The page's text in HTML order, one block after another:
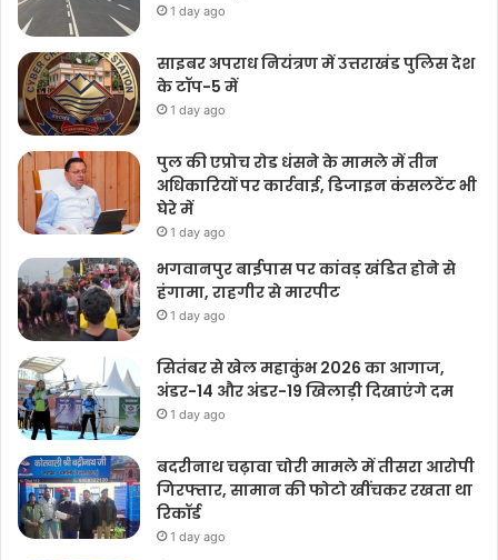
1 day ago
साइबर अपराध नियंत्रण में उत्तराखंड पुलिस देश
के टॉप-5 में
1 day ago
पुल की एप्रोच रोड धंसने के मामले में तीन
अधिकारियों पर कार्रवाई, डिजाइन कंसलटेंट भी
घेरे में
1 day ago
भगवानपुर बाईपास पर कांवड़ खंडित होने से
हंगामा, राहगीर से मारपीट
1 day ago
सितंबर से खेल महाकुंभ 2026 का आगाज,
अंडर-14 और अंडर-19 खिलाड़ी दिखाएंगे दम
1 day ago
बदरीनाथ चढ़ावा चोरी मामले में तीसरा आरोपी
गिरफ्तार, सामान की फोटो खींचकर रखता था
रिकॉर्ड
1 day ago